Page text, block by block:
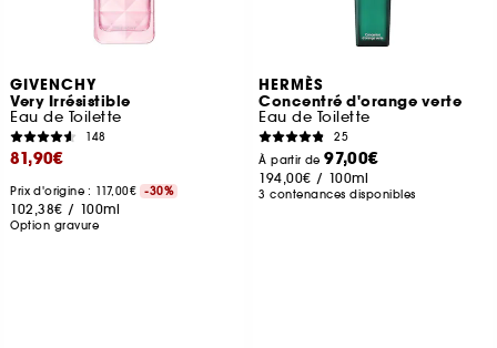
GIVENCHY
Very Irrésistible
Eau de Toilette
148
81,90€
Prix d'origine : 117,00€ -30%
102,38€ / 100ml
Option gravure
HERMÈS
Concentré d'orange verte
Eau de Toilette
25
À partir de97,00€
194,00€ / 100ml
3 contenances disponibles